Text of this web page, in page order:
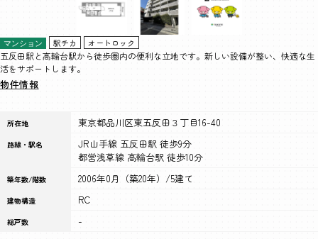
マンション 駅チカ オートロック
五反田駅と高輪台駅から徒歩圏内の便利な立地です。新しい設備が整い、快適な生
活をサポートします。
物件情報
所在地 東京都品川区東五反田３丁目16-40
路線・駅名
JR山手線 五反田駅 徒歩9分
都営浅草線 高輪台駅 徒歩10分
築年数/階数 2006年0月（築20年）/5建て
建物構造 RC
総戸数 -